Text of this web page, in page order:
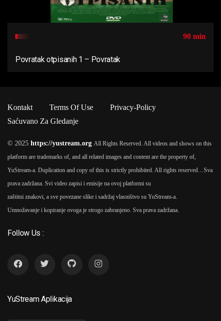
90 min
Povratak otpisanih 1 – Povratak
Kontakt Terms Of Use
Privacy-Policy
Saćuvano Za Gledanje
© 2025 https://yustream.org All Rights Reserved. All videos and shows on this
platform are trademarks of, and all related images and content are the property of,
YuStream-a. Duplication and copy of this is strictly prohibited. All rights reserved…Sva
prava zadržana. Svi video zapisi i emisije na ovoj platformi su
zaštitni znakovi, a sve povezane slike i sadržaj vlasništvo su YuStream-a.
Umnožavanje i kopiranje ovoga je strogo zabranjeno. Sva prava zadržana.
Follow Us :
YuStream Aplikacija